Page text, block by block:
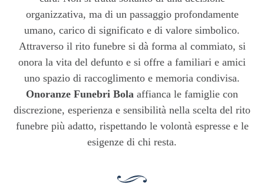
organizzativa, ma di un passaggio profondamente
umano, carico di significato e di valore simbolico.
Attraverso il rito funebre si dà forma al commiato, si
onora la vita del defunto e si offre a familiari e amici
uno spazio di raccoglimento e memoria condivisa.
Onoranze Funebri Bola affianca le famiglie con
discrezione, esperienza e sensibilità nella scelta del rito
funebre più adatto, rispettando le volontà espresse e le
esigenze di chi resta.